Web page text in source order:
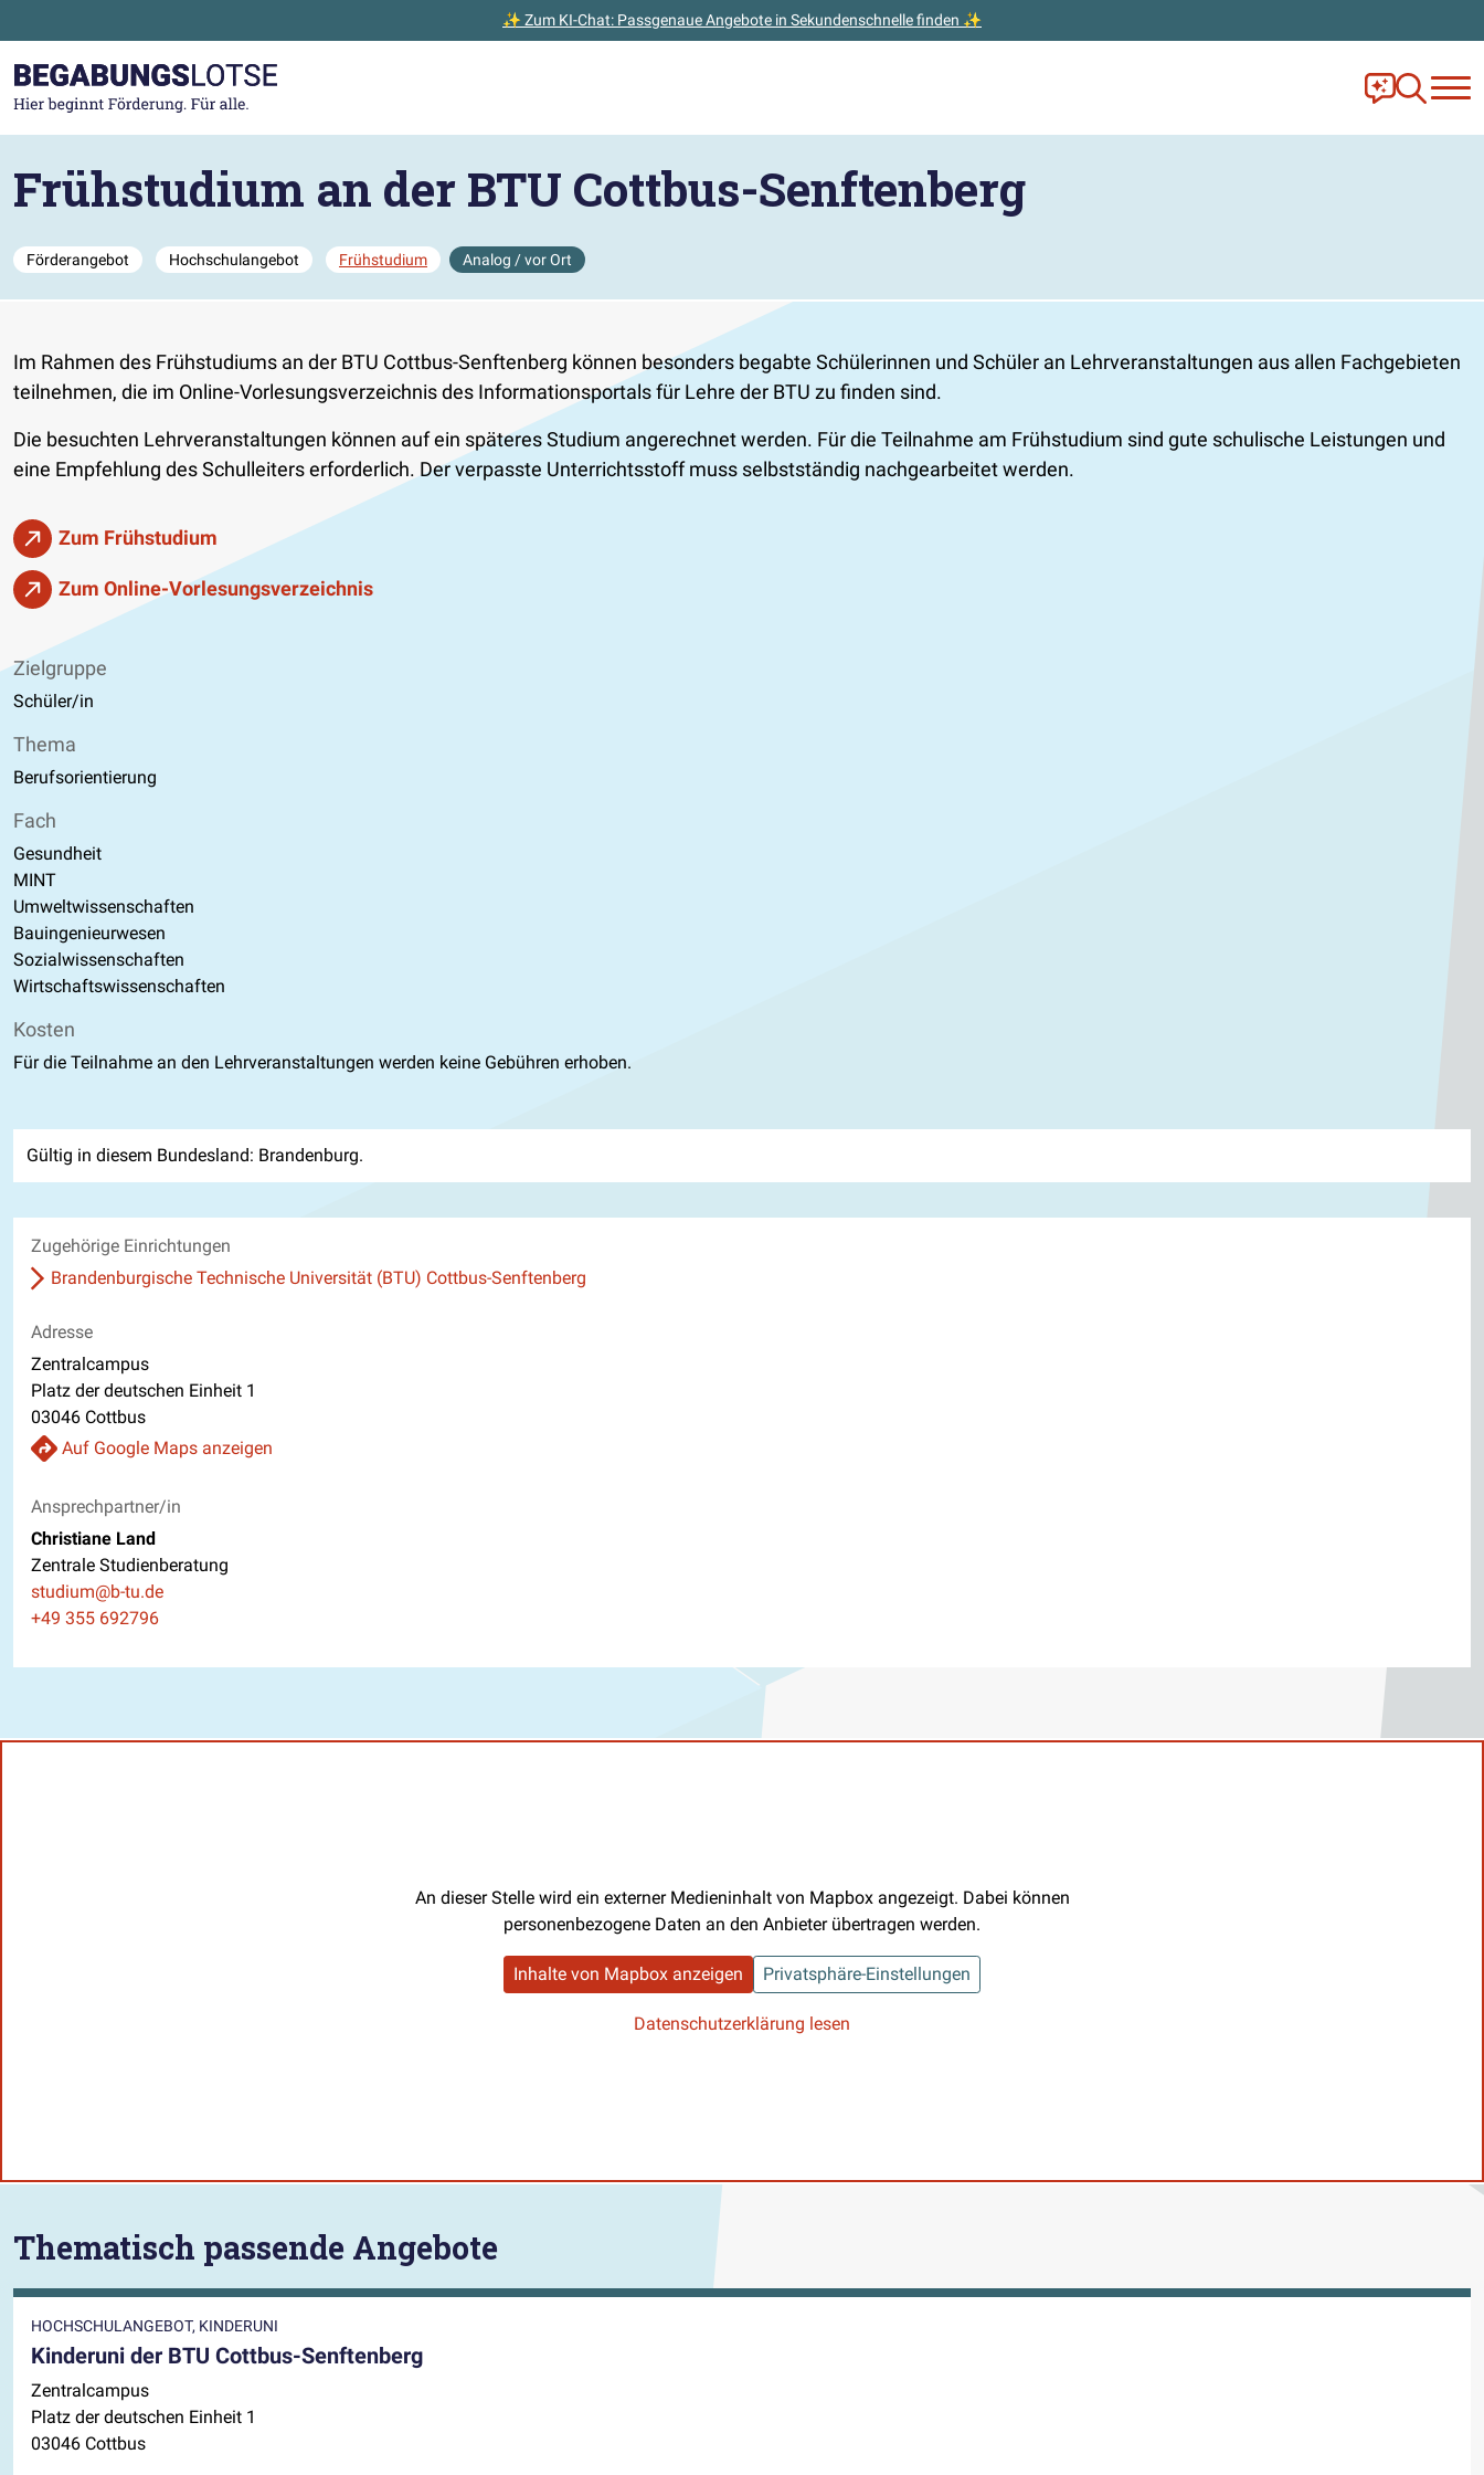
✨ Zum KI-Chat: Passgenaue Angebote in Sekundenschnelle finden ✨
Zur Startseite gehen
Frag Ella!
Zur
Frühstudium an der BTU Cottbus-Senftenberg
Förderangebot Hochschulangebot Frühstudium Analog / vor Ort
Im Rahmen des Frühstudiums an der BTU Cottbus-Senftenberg können besonders begabte Schülerinnen und Schüler an Lehrveranstaltungen aus allen Fachgebieten
teilnehmen, die im Online-Vorlesungsverzeichnis des Informationsportals für Lehre der BTU zu finden sind.
Die besuchten Lehrveranstaltungen können auf ein späteres Studium angerechnet werden. Für die Teilnahme am Frühstudium sind gute schulische Leistungen und
eine Empfehlung des Schulleiters erforderlich. Der verpasste Unterrichtsstoff muss selbstständig nachgearbeitet werden.
Zum Frühstudium
Zum Online-Vorlesungsverzeichnis
Zielgruppe
Schüler/in
Thema
Berufsorientierung
Fach
Gesundheit
MINT
Umweltwissenschaften
Bauingenieurwesen
Sozialwissenschaften
Wirtschaftswissenschaften
Kosten
Für die Teilnahme an den Lehrveranstaltungen werden keine Gebühren erhoben.
Gültig in diesem Bundesland: Brandenburg.
Zugehörige Einrichtungen
Brandenburgische Technische Universität (BTU) Cottbus-Senftenberg
Adresse
Zentralcampus
Platz der deutschen Einheit 1
03046 Cottbus
Auf Google Maps anzeigen
Ansprechpartner/in
Christiane Land
Zentrale Studienberatung
E-Mail
studium@b-tu.de
Telefon
+49 355 692796
An dieser Stelle wird ein externer Medieninhalt von Mapbox angezeigt. Dabei können
personenbezogene Daten an den Anbieter übertragen werden.
Inhalte von Mapbox anzeigen Privatsphäre-Einstellungen
Datenschutzerklärung lesen
Thematisch passende Angebote
HOCHSCHULANGEBOT, KINDERUNI
Kinderuni der BTU Cottbus-Senftenberg
Zentralcampus
Platz der deutschen Einheit 1
03046 Cottbus